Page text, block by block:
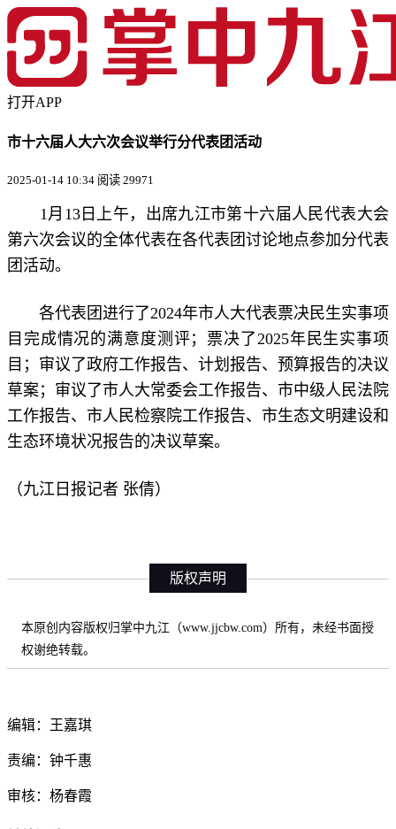
打开APP
市十六届人大六次会议举行分代表团活动
2025-01-14 10:34 阅读 29971
1月13日上午，出席九江市第十六届人民代表大会
第六次会议的全体代表在各代表团讨论地点参加分代表
团活动。
各代表团进行了2024年市人大代表票决民生实事项
目完成情况的满意度测评；票决了2025年民生实事项
目；审议了政府工作报告、计划报告、预算报告的决议
草案；审议了市人大常委会工作报告、市中级人民法院
工作报告、市人民检察院工作报告、市生态文明建设和
生态环境状况报告的决议草案。
（九江日报记者 张倩）
版权声明
本原创内容版权归掌中九江（www.jjcbw.com）所有，未经书面授
权谢绝转载。
编辑：王嘉琪
责编：钟千惠
审核：杨春霞